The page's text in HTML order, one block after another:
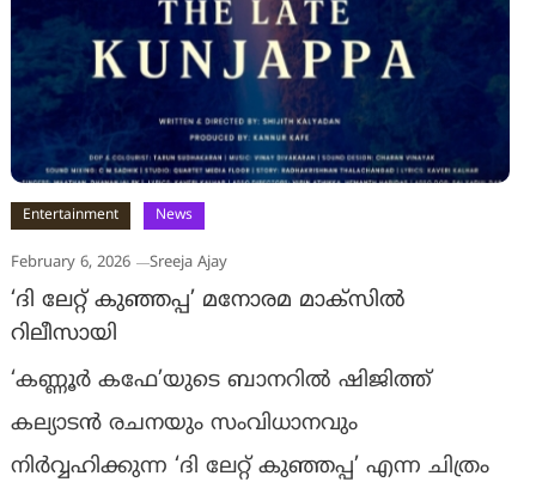
Entertainment News
February 6, 2026 Sreeja Ajay
‘ദി ലേറ്റ് കുഞ്ഞപ്പ’ മനോരമ മാക്‌സില്‍
റിലീസായി
‘കണ്ണൂര്‍ കഫേ’യുടെ ബാനറില്‍ ഷിജിത്ത്
കല്യാടന്‍ രചനയും സംവിധാനവും
നിര്‍വ്വഹിക്കുന്ന ‘ദി ലേറ്റ് കുഞ്ഞപ്പ’ എന്ന ചിത്രം